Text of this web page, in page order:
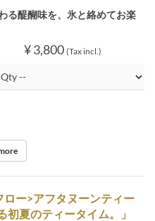
る醍醐味を、氷と絡めてお楽
¥ 3,800 (Tax incl.)
ー>アフタヌーンティー
初夏のティータイム。」